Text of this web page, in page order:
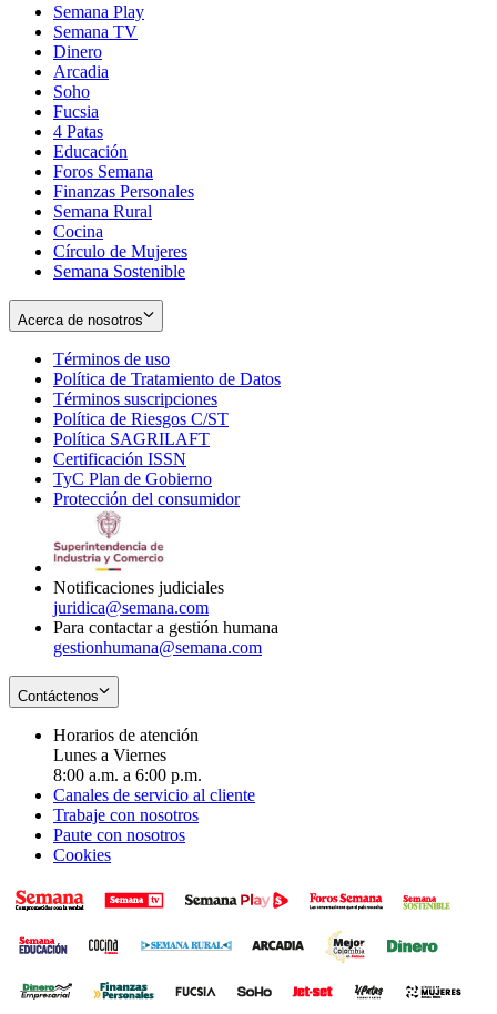
Semana Play
Semana TV
Dinero
Arcadia
Soho
in
new
window
Fucsia
in
new
window
4 Patas
Educación
Foros Semana
Finanzas Personales
Semana Rural
Cocina
Círculo de Mujeres
Semana Sostenible
Acerca de nosotros
Términos de uso
in
new
window
Política de Tratamiento de Datos
Términos suscripciones
in
Política de Riesgos C/ST
Política SAGRILAFT
new
window
Certificación ISSN
in
new
TyC Plan de Gobierno
in
Protección del consumidorOpens
Notificaciones judiciales
juridica@semana.com
Para contactar a gestión humana
gestionhumana@semana.com
Contáctenos
Horarios de atención
Lunes a Viernes
8:00 a.m. a 6:00 p.m.
Canales de servicio al cliente
Trabaje con nosotros
Paute con nosotros
Cookies